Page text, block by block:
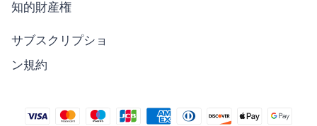
知的財産権
サブスクリプショ
ン規約